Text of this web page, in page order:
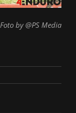
Foto by @PS Media